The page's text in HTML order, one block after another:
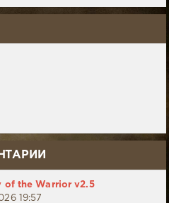
of the Warrior v2.5
19:57